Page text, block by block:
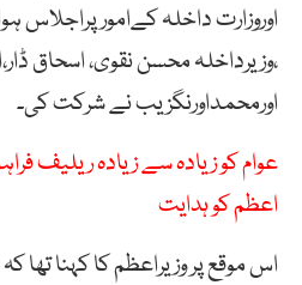
اوروزارت داخلہ کےامورپراجلاس
،وزیرداخلہ محسن نقوی، اسحاق
اورمحمداورنگزیب نے شرکت کی۔
عوام کو زیادہ سے زیادہ ریلیف
اعظم کو ہدایت
اس موقع پر وزیراعظم کا کہنا تھا